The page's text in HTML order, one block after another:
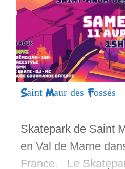
Saint Maur des Fossés
Skatepark de Saint
en Val de Marne
France. Le